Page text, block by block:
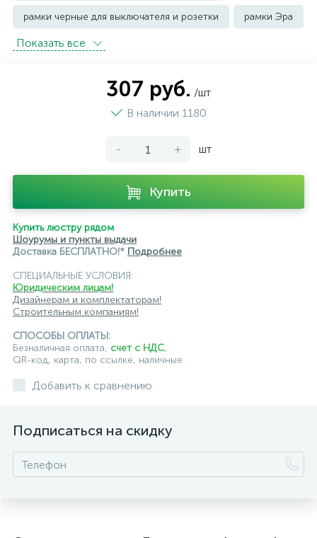
рамки черные для выключателя и розетки рамки Эра
Показать всe
307 руб. /шт
В наличии 1180
- + шт
Купить
Купить люстру рядом
Шоурумы и пункты выдачи
Доставка БЕСПЛАТНО!* Подробнее
СПЕЦИАЛЬНЫЕ УСЛОВИЯ:
Юридическим лицам!
Дизайнерам и комплектаторам!
Строительным компаниям!
СПОСОБЫ ОПЛАТЫ:
Безналичная оплата, счет с НДС,
QR-код, карта, по ссылке, наличные
Добавить к сравнению
Подписаться на скидку